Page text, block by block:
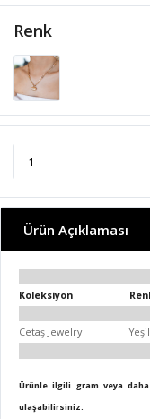
Renk
Ürün Açıklaması
Koleksiyon
Cetaş Jewelry Yeşil
Ürünle ilgili gram veya
ulaşabilirsiniz.